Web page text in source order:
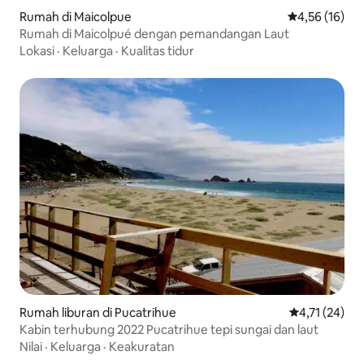
Rumah di Maicolpue Nilai rata-rata
4,56 (16)
Rumah di Maicolpué dengan pemandangan Laut
Lokasi · Keluarga · Kualitas tidur
Rumah liburan di Pucatrihue Nilai rata-
4,71 (24)
Kabin terhubung 2022 Pucatrihue tepi sungai dan laut
Nilai · Keluarga · Keakuratan